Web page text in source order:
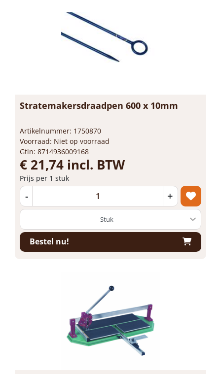
Stratemakersdraadpen 600 x 10mm
Artikelnummer: 1750870
Voorraad: Niet op voorraad
Gtin: 8714936009168
€ 21,74 incl. BTW
Prijs per 1 stuk
- +
Bestel nu!